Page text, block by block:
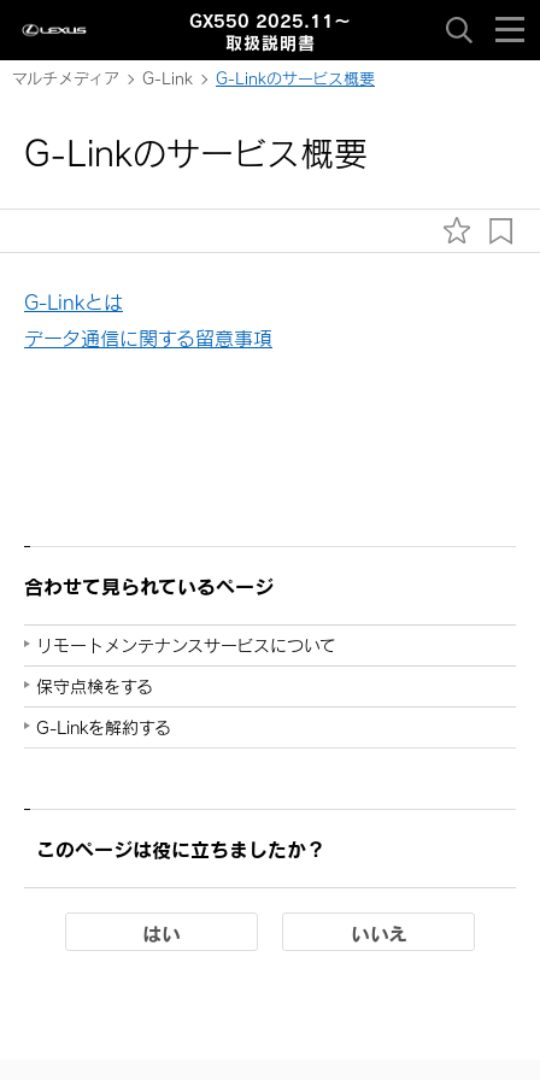
GX550 2025.11～
取扱説明書
マルチメディア G-Link G-Linkのサービス概要
G-Linkのサービス概要
G-Linkとは
データ通信に関する留意事項
合わせて見られているページ
リモートメンテナンスサービスについて
保守点検をする
G-Linkを解約する
このページは役に立ちましたか？
はい いいえ